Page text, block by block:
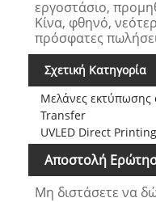
εργοστάσιο,
Κίνα, φθηνό,
πρόσφατες
Σχετική Κατηγορία
Μελάνες εκτύπωσης
Transfer
UVLED Direct
Αποστολή
Μη διστάσετε να